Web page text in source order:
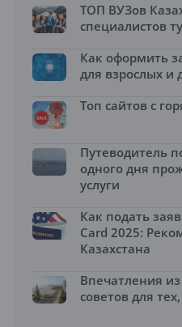
ТОП ВУЗов
специалистов
Как оформить
для взрослых и
Топ сайтов с
Путеводитель
одного дня
услуги
Как подать
Card 2025:
Казахстана
Впечатления
советов для